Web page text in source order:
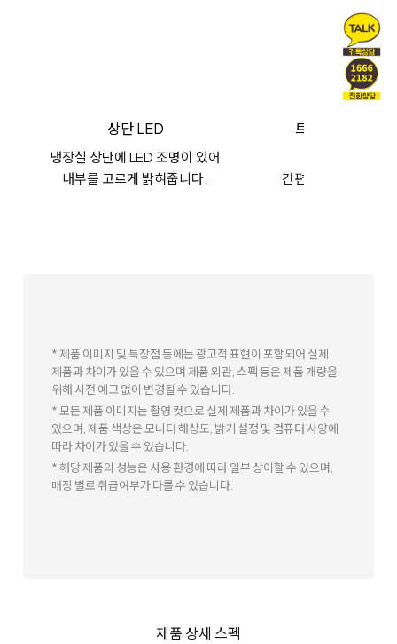
상단 LED
냉장실 상단에 LED 조명이 있어
내부를 고르게 밝혀줍니다.
트위스트 아이스
간편하게 분리할 수
* 제품 이미지 및 특장점 등에는 광고적 표현이 포함되어 실제
제품과 차이가 있을 수 있으며 제품 외관, 스펙 등은 제품 개량을
위해 사전 예고 없이 변경될 수 있습니다.
* 모든 제품 이미지는 촬영 컷으로 실제 제품과 차이가 있을 수
있으며, 제품 색상은 모니터 해상도, 밝기 설정 및 컴퓨터 사양에
따라 차이가 있을 수 있습니다.
* 해당 제품의 성능은 사용 환경에 따라 일부 상이할 수 있으며,
매장 별로 취급여부가 다를 수 있습니다.
제품 상세 스펙